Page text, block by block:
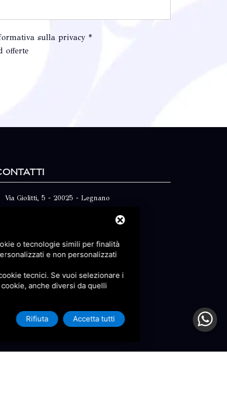
sulla privacy *
offerte
Via Giolitti, 5 - 20025 - Legnano
info@antoniosartori.com
o tecnologie simili per finalità
e non personalizzati
tecnici. Se vuoi selezionare i
anche diversi da quelli
Rifiuta Accetta tutti